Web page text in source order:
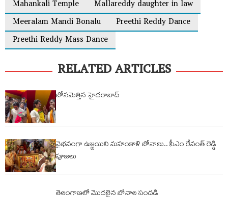
Mahankali Temple
Mallareddy daughter in law
Meeralam Mandi Bonalu
Preethi Reddy Dance
Preethi Reddy Mass Dance
RELATED ARTICLES
బోనమెత్తిన హైదరాబాద్
వైభవంగా ఉజ్జయిని మహంకాళి బోనాలు.. సీఎం రేవంత్ రెడ్డి
పూజలు
తెలంగాణలో మొదలైన బోనాల సందడి